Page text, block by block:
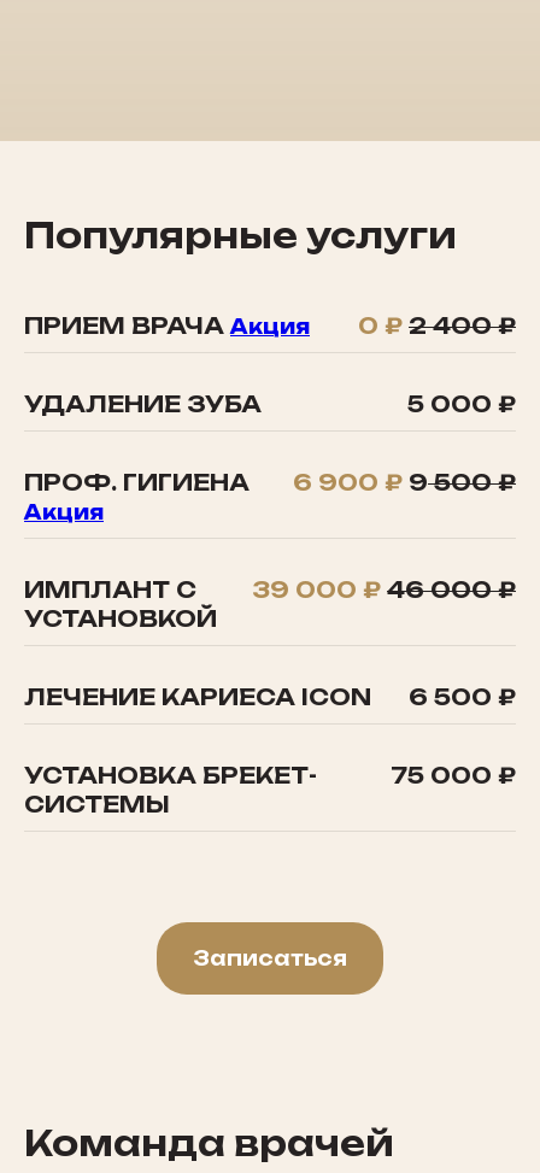
Популярные услуги
ПРИЕМ ВРАЧА Акция 0 ₽ 2 400 ₽
УДАЛЕНИЕ ЗУБА 5 000 ₽
ПРОФ. ГИГИЕНА
Акция
6 900 ₽ 9500 ₽
ИМПЛАНТ С
УСТАНОВКОЙ
39 000 ₽ 46 000 ₽
ЛЕЧЕНИЕ КАРИЕСА ICON 6 500 ₽
УСТАНОВКА БРЕКЕТ-
СИСТЕМЫ
75 000 ₽
Записаться
Команда врачей